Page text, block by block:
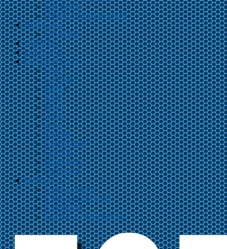
Fotografía
Producción de eventos
NOTICIAS
Crónicas
GRUPOS
PODCAST
EFEMÉRIDES
Enero
Febrero
Marzo
Abril
Mayo
Junio
Julio
Agosto
Septiembre
Octubre
Noviembre
Diciembre
CONTACTO
Sube tu grupo
Sube un concierto
Suscríbete
Trabaja Con Nosotros